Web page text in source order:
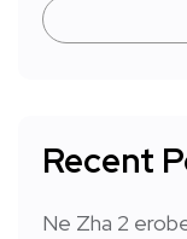
Recent
Ne Zha 2